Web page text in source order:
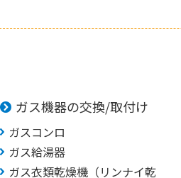
ガス機器の交換/取付け
ガスコンロ
ガス給湯器
ガス衣類乾燥機（リンナイ乾